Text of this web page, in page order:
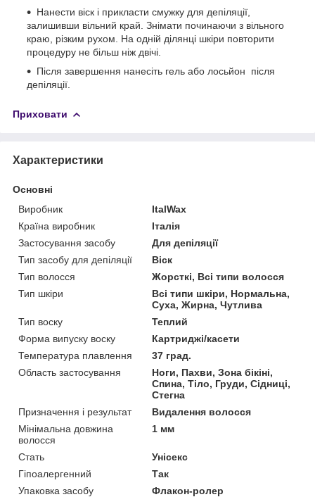
Нанести віск і прикласти смужку для депіляції,
залишивши вільний край. Знімати починаючи з вільного
краю, різким рухом. На одній ділянці шкіри повторити
процедуру не більш ніж двічі.
Після завершення нанесіть гель або лосьйон після
депіляції.
Приховати
Характеристики
Основні
Виробник
ItalWax
Країна виробник
Італія
Застосування засобу
Для депіляції
Тип засобу для депіляції
Віск
Тип волосся
Жорсткі, Всі типи волосся
Тип шкіри
Всі типи шкіри, Нормальна,
Суха, Жирна, Чутлива
Тип воску
Теплий
Форма випуску воску
Картриджі/касети
Температура плавлення
37 град.
Область застосування
Ноги, Пахви, Зона бікіні,
Спина, Тіло, Груди, Сідниці,
Стегна
Призначення і результат
Видалення волосся
Мінімальна довжина
волосся
1 мм
Стать
Унісекс
Гіпоалергенний
Так
Упаковка засобу
Флакон-ролер